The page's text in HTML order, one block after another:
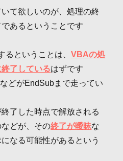
て欲しいのが、処理の終
あるということです
るということは、VBAの処
了しているはずです
どがEndSubまで走ってい
了した時点で解放される
どが、その終了が曖昧な
なる可能性があるという